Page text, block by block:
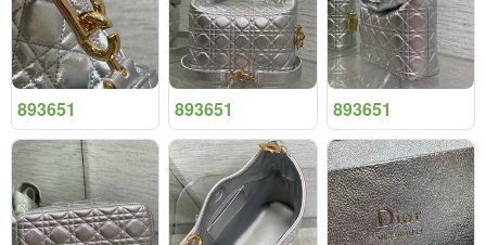
893651 893651 893651